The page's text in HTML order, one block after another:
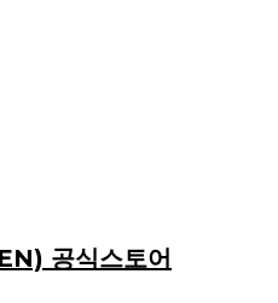
공식스토어